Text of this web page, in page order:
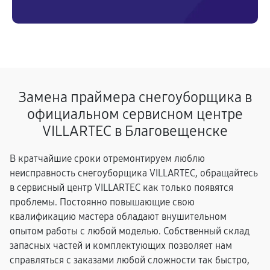
Замена праймера снегоуборщика в
официальном сервисном центре
VILLARTEC в Благовещенске
В кратчайшие сроки отремонтируем люблю
неисправность снегоуборщика VILLARTEC, обращайтесь
в сервисный центр VILLARTEC как только появятся
проблемы. Постоянно повышающие свою
квалификацию мастера обладают внушительном
опытом работы с любой моделью. Собственный склад
запасных частей и комплектующих позволяет нам
справляться с заказами любой сложности так быстро,